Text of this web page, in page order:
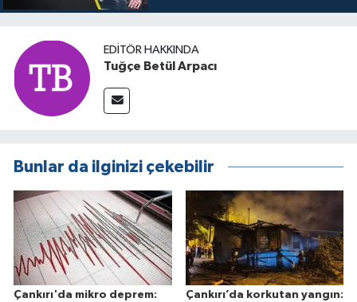
EDITÖR HAKKINDA
Tuğçe Betül Arpacı
Bunlar da ilginizi çekebilir
Çankırı'da mikro deprem: Çankırı’da korkutan yangın: